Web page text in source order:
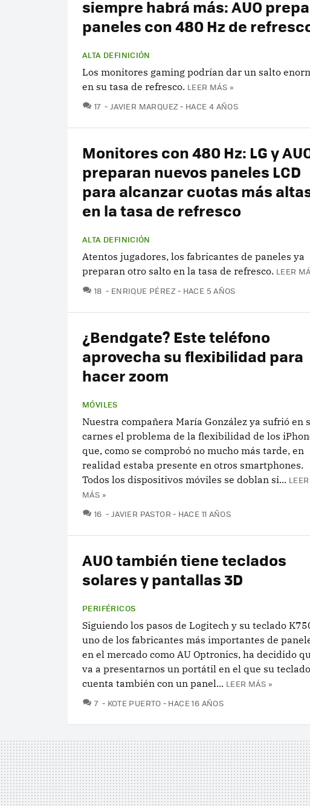
siempre habrá más: AUO
paneles con 480 Hz de
ALTA DEFINICIÓN
Los monitores gaming podrían dar un salto
en su tasa de refresco. LEER MÁS »
17 COMENTARIOS
JAVIER MARQUEZ HACE 4 AÑOS
Monitores con 480 Hz: LG y
preparan nuevos paneles LCD
para alcanzar cuotas más
en la tasa de refresco
ALTA DEFINICIÓN
Atentos jugadores, los fabricantes de paneles ya
preparan otro salto en la tasa de refresco. LEER
18 COMENTARIOS
ENRIQUE PÉREZ HACE 5 AÑOS
¿Bendgate? Este teléfono
aprovecha su flexibilidad para
hacer zoom
MÓVILES
Nuestra compañera María González ya sufrió en
carnes el problema de la flexibilidad de los
que, como se comprobó no mucho más tarde, en
realidad estaba presente en otros smartphones.
Todos los dispositivos móviles se doblan si... LEER
MÁS »
16 COMENTARIOS
JAVIER PASTOR HACE 11 AÑOS
AUO también tiene teclados
solares y pantallas 3D
PERIFÉRICOS
Siguiendo los pasos de Logitech y su teclado
uno de los fabricantes más importantes de
en el mercado como AU Optronics, ha decidido
va a presentarnos un portátil en el que su teclado
cuenta también con un panel... LEER MÁS »
7 COMENTARIOS
KOTE PUERTO HACE 16 AÑOS